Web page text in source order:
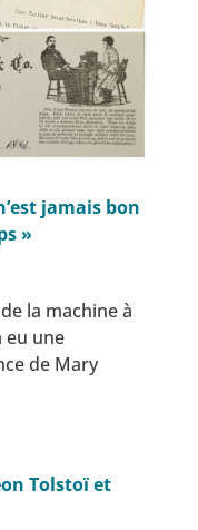
jamais bon
»
la machine à
eu une
de Mary